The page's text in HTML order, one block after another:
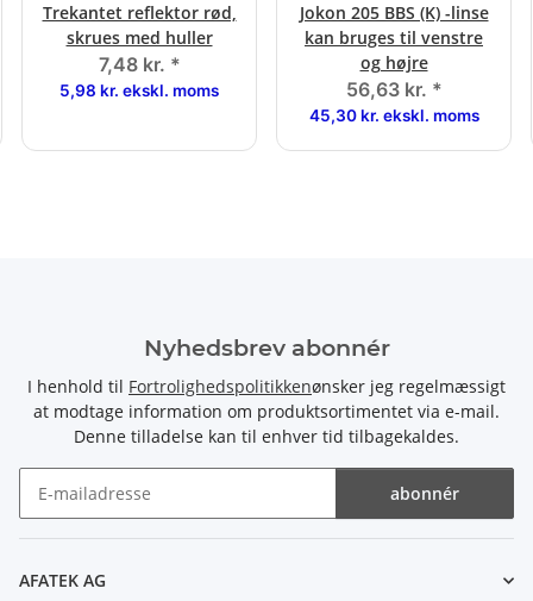
Trekantet reflektor rød,
skrues med huller
7,48 kr. *
5,98 kr. ekskl. moms
Jokon 205 BBS (K) -linse
kan bruges til venstre
og højre
56,63 kr. *
45,30 kr. ekskl. moms
Nyhedsbrev abonnér
I henhold til Fortrolighedspolitikkenønsker jeg regelmæssigt
at modtage information om produktsortimentet via e-mail.
Denne tilladelse kan til enhver tid tilbagekaldes.
abonnér
AFATEK AG